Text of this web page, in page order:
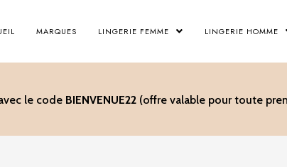
MARQUES LINGERIE FEMME LINGERIE HOMME
le code BIENVENUE22(offre valable pour toute